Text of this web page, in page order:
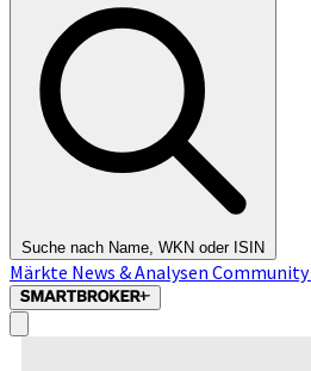
Suche nach Name, WKN oder ISIN
Märkte News & Analysen Community